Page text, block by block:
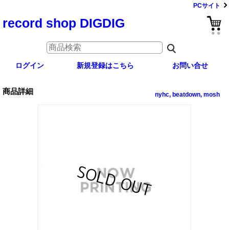
PCサイト
record shop DIGDIG
ログイン 新規登録はこちら お問い合せ
商品詳細 nyhc, beatdown, mosh